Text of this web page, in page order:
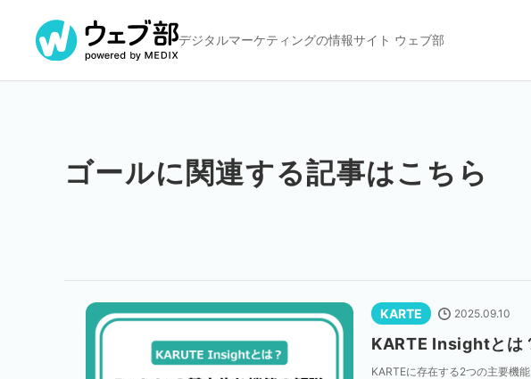
デジタルマーケティングの情報サイト ウェブ部
ゴールに関連する記事はこちら
KARTE 2025.09.10
KARTE Insightとは
KARTEに存在する2つの主要機